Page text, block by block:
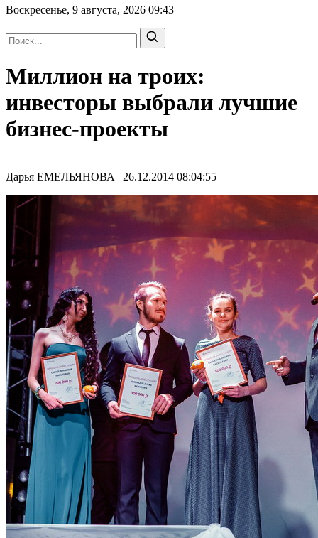
Воскресенье, 9 августа, 2026 09:43
Миллион на троих:
инвесторы выбрали лучшие
бизнес-проекты
Дарья ЕМЕЛЬЯНОВА | 26.12.2014 08:04:55